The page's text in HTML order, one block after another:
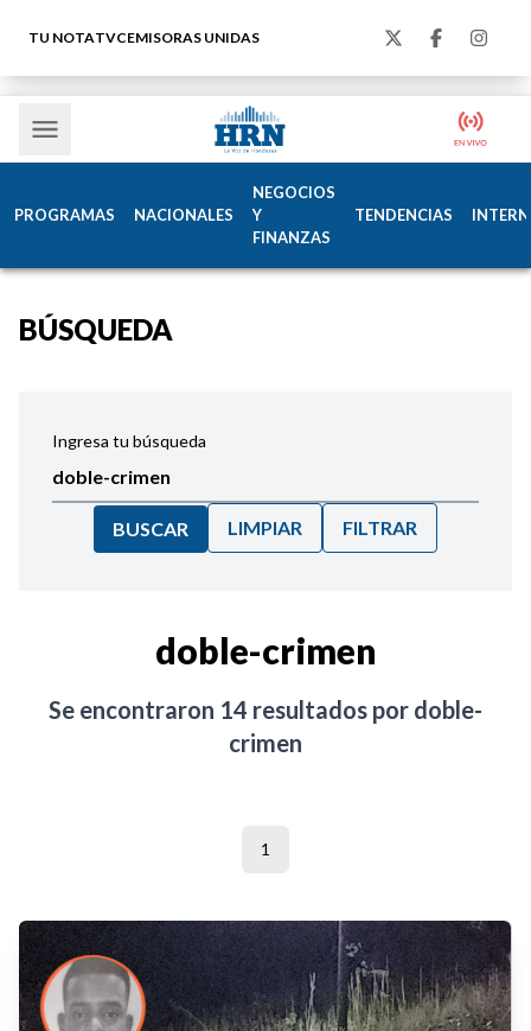
TU NOTATVCEMISORAS UNIDAS
PROGRAMAS NACIONALES
NEGOCIOS
Y
FINANZAS
TENDENCIAS
BÚSQUEDA
Ingresa tu búsqueda
BUSCAR LIMPIAR FILTRAR
doble-crimen
Se encontraron 14 resultados por doble-
crimen
1